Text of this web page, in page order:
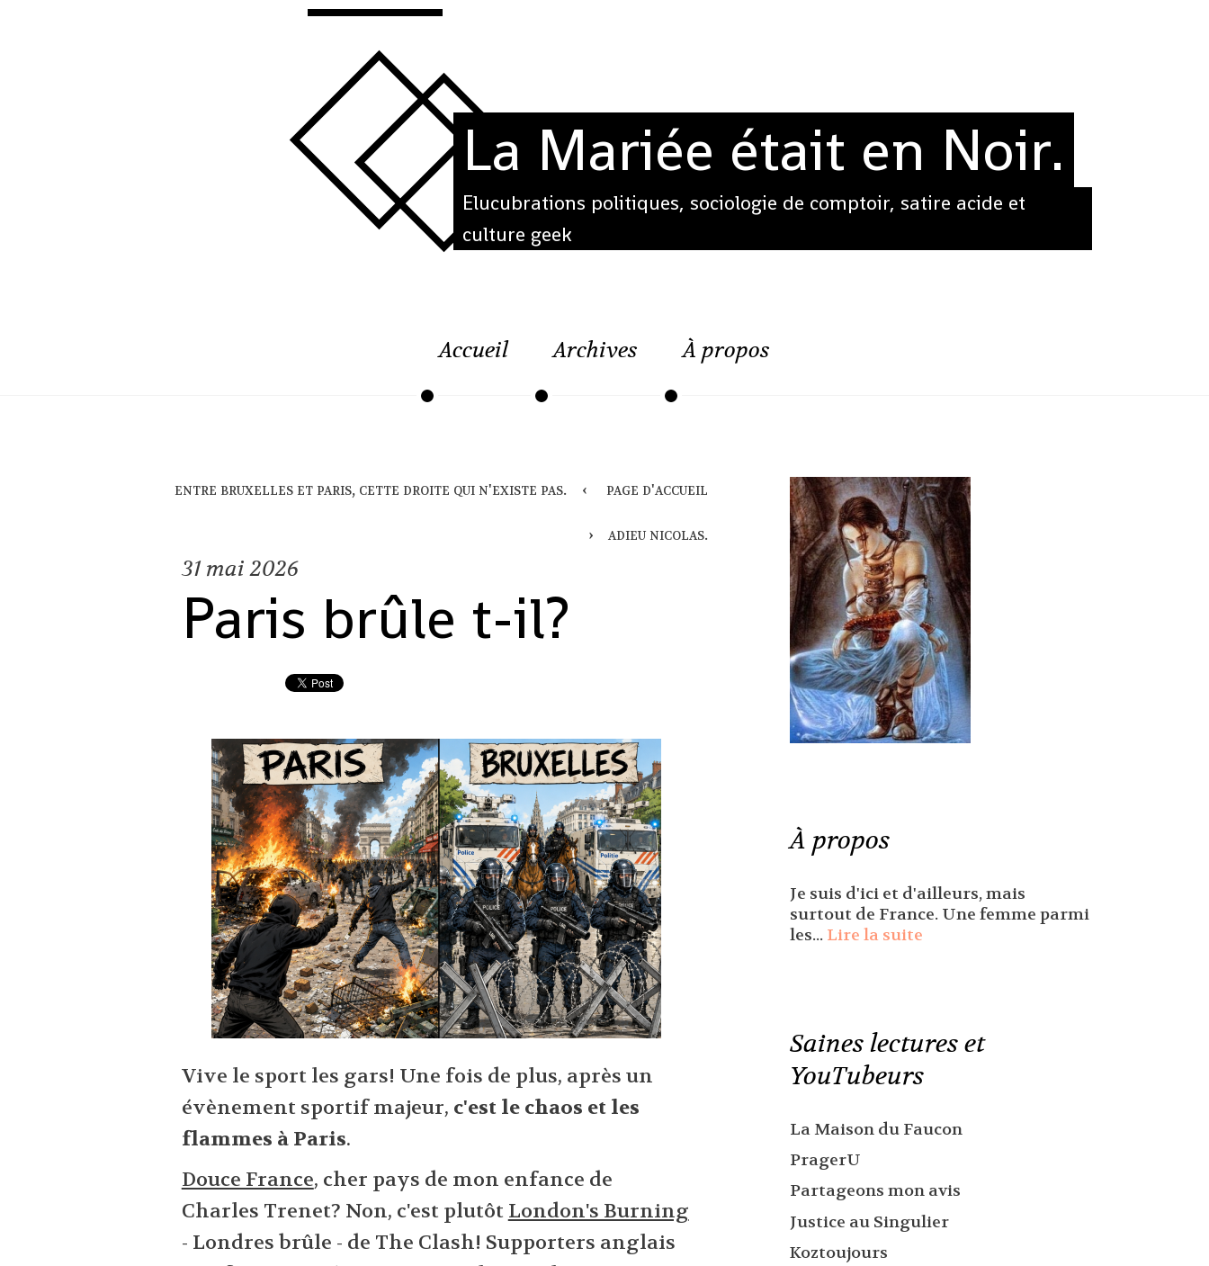
La Mariée était en Noir.
Elucubrations politiques, sociologie de comptoir, satire acide et
culture geek
Accueil Archives À propos
entre bruxelles et paris, cette droite qui n'existe pas. page d'accueil
adieu nicolas.
31 mai 2026
Paris brûle t-il?
Vive le sport les gars! Une fois de plus, après un
évènement sportif majeur, c'est le chaos et les
flammes à Paris.
Douce France, cher pays de mon enfance de
Charles Trenet? Non, c'est plutôt London's Burning
- Londres brûle - de The Clash! Supporters anglais
À propos
Je suis d'ici et d'ailleurs, mais
surtout de France. Une femme parmi
les... Lire la suite
Saines lectures et
YouTubeurs
La Maison du Faucon
PragerU
Partageons mon avis
Justice au Singulier
Koztoujours